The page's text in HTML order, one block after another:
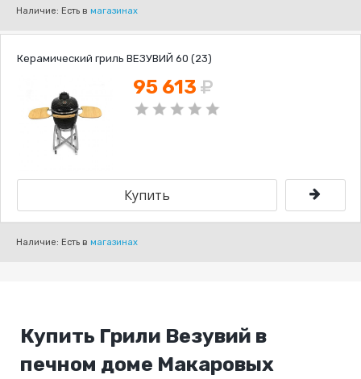
Наличие: Есть в магазинах
Керамический гриль ВЕЗУВИЙ 60 (23)
95 613
Наличие: Есть в магазинах
Купить Грили Везувий в
печном доме Макаровых